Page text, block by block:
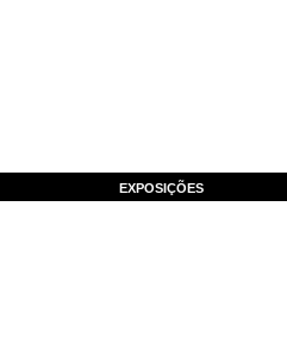
EXPOSIÇÕES